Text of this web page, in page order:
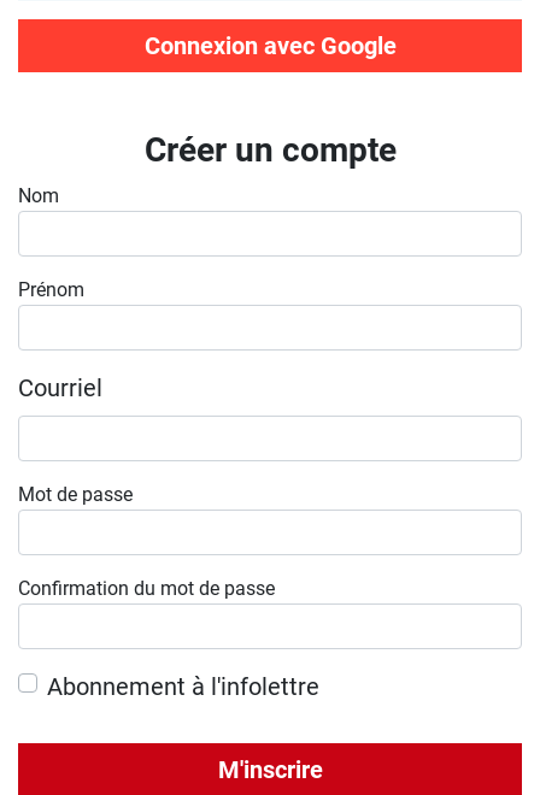
Nos chroniques
Publiez une offre d'emploi
Connexion avec Google
Créer un compte
Nom
Prénom
Courriel
Mot de passe
Confirmation du mot de passe
Abonnement à l'infolettre
M'inscrire